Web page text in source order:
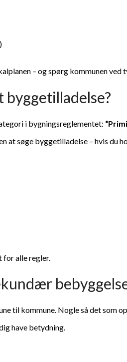
– og spørg kommunen ved
i bygningsreglementet:
søge byggetilladelse – hvis du
for alle regler.
til kommune. Nogle så det som
have betydning.